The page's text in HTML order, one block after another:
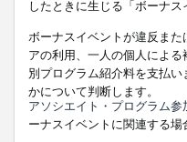
したときに生じる「ボーナ
ボーナスイベントが違反ま
アの利用、一人の個人によ
別プログラム紹介料を支払
かについて判断します。
アソシエイト・プログラム参
ーナスイベントに関連する場